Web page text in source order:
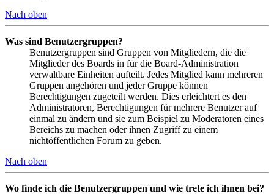
Nach oben
Was sind Benutzergruppen?
Benutzergruppen sind Gruppen von Mitgliedern, die die
Mitglieder des Boards in für die Board-Administration
verwaltbare Einheiten aufteilt. Jedes Mitglied kann mehreren
Gruppen angehören und jeder Gruppe können
Berechtigungen zugeteilt werden. Dies erleichtert es den
Administratoren, Berechtigungen für mehrere Benutzer auf
einmal zu ändern und sie zum Beispiel zu Moderatoren eines
Bereichs zu machen oder ihnen Zugriff zu einem
nichtöffentlichen Forum zu geben.
Nach oben
Wo finde ich die Benutzergruppen und wie trete ich ihnen bei?